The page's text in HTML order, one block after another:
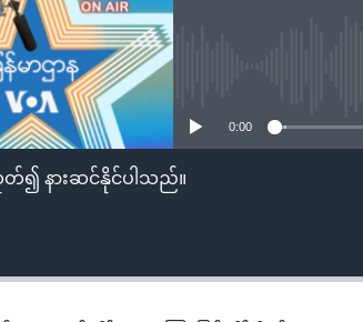
0:00
တ်၍ နားဆင်နိုင်ပါသည်။